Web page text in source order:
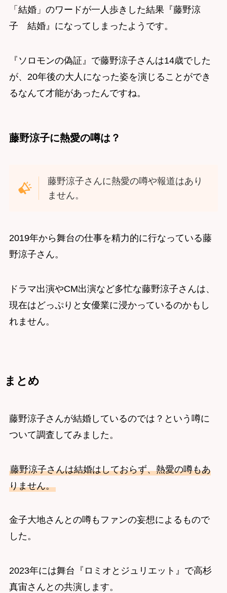
「結婚」のワードが一人歩きした結果『藤野涼
子 結婚』になってしまったようです。
『ソロモンの偽証』で藤野涼子さんは14歳でした
が、20年後の大人になった姿を演じることができ
るなんて才能があったんですね。
藤野涼子に熱愛の噂は？
藤野涼子さんに熱愛の噂や報道はあり
ません。
2019年から舞台の仕事を精力的に行なっている藤
野涼子さん。
ドラマ出演やCM出演など多忙な藤野涼子さんは、
現在はどっぷりと女優業に浸かっているのかもし
れません。
まとめ
藤野涼子さんが結婚しているのでは？という噂に
ついて調査してみました。
藤野涼子さんは結婚はしておらず、熱愛の噂もあ
りません。
金子大地さんとの噂もファンの妄想によるもので
した。
2023年には舞台『ロミオとジュリエット』で高杉
真宙さんとの共演します。